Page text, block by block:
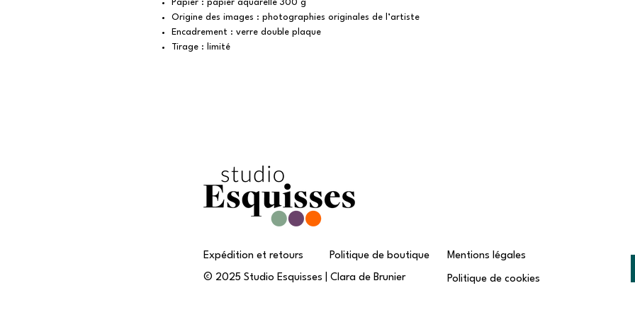
Papier : papier aquarelle 300 g
Origine des images : photographies originales de l’artiste
Encadrement : verre double plaque
Tirage : limité
Expédition et retours Politique de boutique
© 2025 Studio Esquisses | Clara de Brunier
Mentions légales
Politique de cookies